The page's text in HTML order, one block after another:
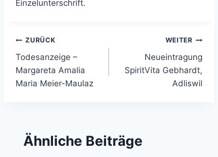
Einzelunterschrift.
Beitragsnavigation
ZURÜCK
Todesanzeige –
Margareta Amalia
Maria Meier-Maulaz
WEITER
Neueintragung
SpiritVita Gebhardt,
Adliswil
Ähnliche Beiträge